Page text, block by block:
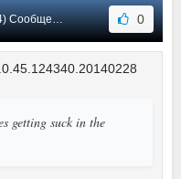
#26 0
getting suck in the